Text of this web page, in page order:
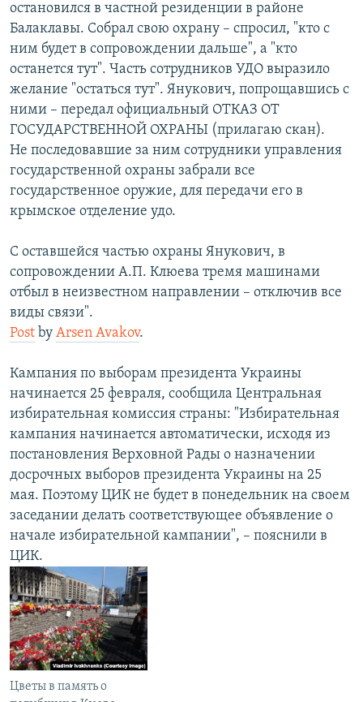
остановился в частной резиденции в районе
Балаклавы. Собрал свою охрану – спросил, "кто с
ним будет в сопровождении дальше", а "кто
останется тут". Часть сотрудников УДО выразило
желание "остаться тут". Янукович, попрощавшись с
ними – передал официальный ОТКАЗ ОТ
ГОСУДАРСТВЕННОЙ ОХРАНЫ (прилагаю скан).
Не последовавшие за ним сотрудники управления
государственной охраны забрали все
государственное оружие, для передачи его в
крымское отделение удо.
С оставшейся частью охраны Янукович, в
сопровождении А.П. Клюева тремя машинами
отбыл в неизвестном направлении – отключив все
виды связи".
Post by Arsen Avakov.
Кампания по выборам президента Украины
начинается 25 февраля, сообщила Центральная
избирательная комиссия страны: "Избирательная
кампания начинается автоматически, исходя из
постановления Верховной Рады о назначении
досрочных выборов президента Украины на 25
мая. Поэтому ЦИК не будет в понедельник на своем
заседании делать соответствующее объявление о
начале избирательной кампании", – пояснили в
ЦИК.
Цветы в память о